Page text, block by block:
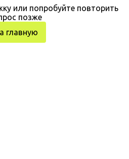
или попробуйте повторить
позже
главную